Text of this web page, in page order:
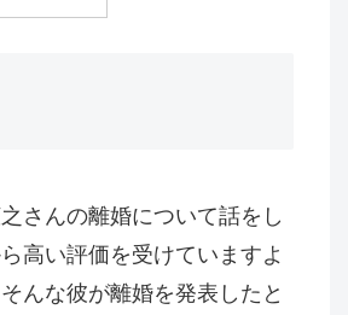
さんの離婚について話をし
高い評価を受けていますよ
んな彼が離婚を発表したと